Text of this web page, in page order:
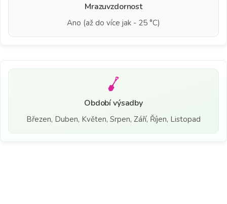
Mrazuvzdornost
Ano (až do více jak - 25 °C)
Období výsadby
Březen, Duben, Květen, Srpen, Září, Říjen, Listopad